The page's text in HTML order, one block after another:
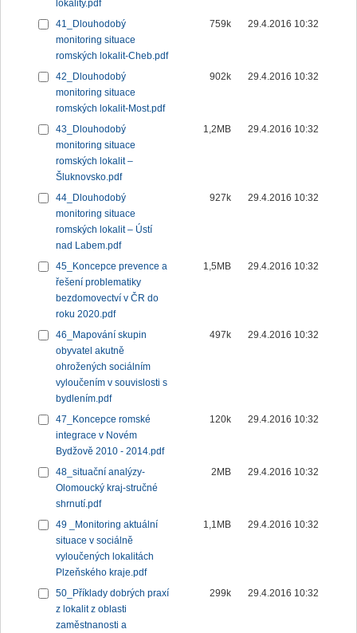
lokality.pdf
41_Dlouhodobý
monitoring situace
romských lokalit-Cheb.pdf
759k 29.4.2016 10:32
42_Dlouhodobý
monitoring situace
romských lokalit-Most.pdf
902k 29.4.2016 10:32
43_Dlouhodobý
monitoring situace
romských lokalit –
Šluknovsko.pdf
1,2MB 29.4.2016 10:32
44_Dlouhodobý
monitoring situace
romských lokalit – Ústí
nad Labem.pdf
927k 29.4.2016 10:32
45_Koncepce prevence a
řešení problematiky
bezdomovectví v ČR do
roku 2020.pdf
1,5MB 29.4.2016 10:32
46_Mapování skupin
obyvatel akutně
ohrožených sociálním
vyloučením v souvislosti s
bydlením.pdf
497k 29.4.2016 10:32
47_Koncepce romské
integrace v Novém
Bydžově 2010 - 2014.pdf
120k 29.4.2016 10:32
48_situační analýzy-
Olomoucký kraj-stručné
shrnutí.pdf
2MB 29.4.2016 10:32
49 _Monitoring aktuální
situace v sociálně
vyloučených lokalitách
Plzeňského kraje.pdf
1,1MB 29.4.2016 10:32
50_Příklady dobrých praxí
z lokalit z oblasti
zaměstnanosti a
299k 29.4.2016 10:32